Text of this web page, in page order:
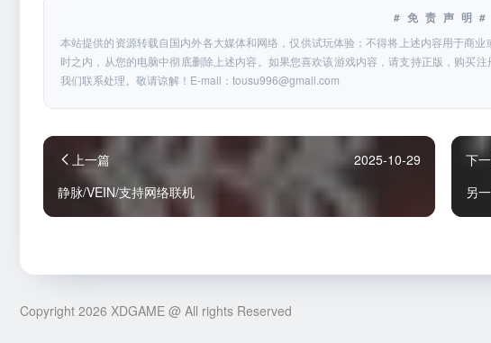
#免责声明#
本站提供的资源转载自国内外各大媒体和网络，仅供试玩体验；不得将上述内容用于商
时之内，从您的电脑中彻底删除上述内容。如果您喜欢该游戏内容，请支持正版，购买
我们联系处理。敬请谅解！E-mail： tousu996@gmail.com
上一篇
2025-10-29
静脉/VEIN/支持网络联机
下
另
Copyright 2026 XDGAME @ All rights Reserved